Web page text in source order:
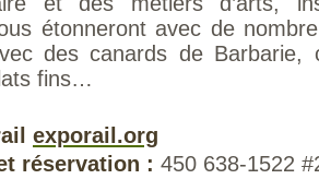
étonneront avec de
des canards de Barbarie,
fins…
exporail.org
réservation : 450 638-1522